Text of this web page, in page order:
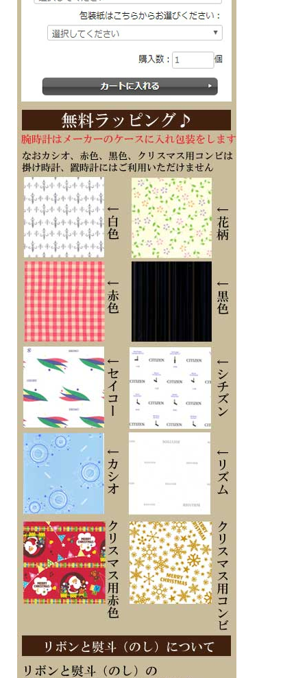
タフネスを追求し進化し続けるCASIO G-SHOCK （カシオ Gショック）の電波ソ
ーラーのスタンダードモデル AWG-M100A-1AJF メンズウオッチ
実用的な月日、曜日一括表示を備えたベーシックなデザインは踏襲。利便性を追求
し、計測タイム確認時などに針が液晶表示の上に重なって見づらい場合、簡単なボ
タン操作で針を一時的に移動させる機能を搭載しました
人気のブラック×ブルーを採用
基本性能を磨き上げたデジタルとアナログのコンビネーションモデルG-SHOCKで
・世界6局（日本2局、中国、アメリカ、イギリス、ドイツ）の標準電波を受信し、
時刻を自動修正するマルチバンド6
・ボタン操作で時分針をデジタル表示上から一時的に移動させる針退避機能
・タフソーラー
■電波機能：日本全国、北米、イギリス、ドイツ、中国対応
■樹脂バンド
■美錠タイプ
■光発電